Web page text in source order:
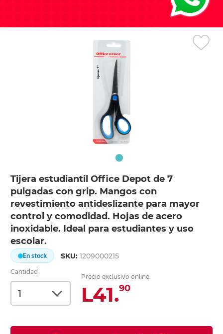
Tijera estudiantil Office Depot de 7
pulgadas con grip. Mangos con
revestimiento antideslizante para mayor
control y comodidad. Hojas de acero
inoxidable. Ideal para estudiantes y uso
escolar.
En stock SKU:1209000215
Cantidad
Precio exclusivo online:
L41.90